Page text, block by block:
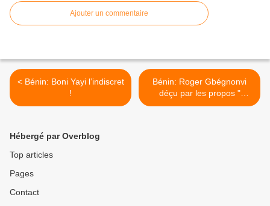
Ajouter un commentaire
< Bénin: Boni Yayi l’indiscret
!
Bénin: Roger Gbégnonvi
déçu par les propos "
réducteurs " du roi Boni 1er
Hébergé par Overblog
Top articles
Pages
Contact